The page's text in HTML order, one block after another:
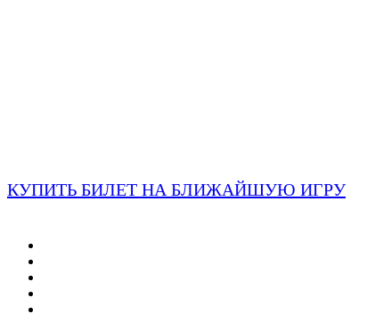
КУПИТЬ БИЛЕТ НА БЛИЖАЙШУЮ ИГРУ